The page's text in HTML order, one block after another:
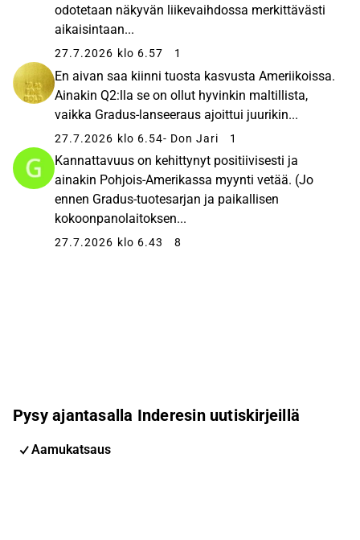
odotetaan näkyvän liikevaihdossa merkittävästi
aikaisintaan...
27.7.2026 klo 6.57 1
En aivan saa kiinni tuosta kasvusta Ameriikoissa.
Ainakin Q2:lla se on ollut hyvinkin maltillista,
vaikka Gradus-lanseeraus ajoittui juurikin...
27.7.2026 klo 6.54- Don Jari 1
Kannattavuus on kehittynyt positiivisesti ja
ainakin Pohjois-Amerikassa myynti vetää. (Jo
ennen Gradus-tuotesarjan ja paikallisen
kokoonpanolaitoksen...
27.7.2026 klo 6.43 8
Pysy ajantasalla Inderesin uutiskirjeillä
Aamukatsaus